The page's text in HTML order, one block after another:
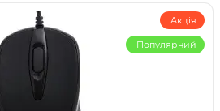
Акція
Популярний